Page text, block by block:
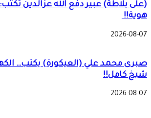
(على بلاطة) عبير دفع الله عزالدين تكتب:
هوية!!
2026-08-07
صبرى محمد علي (العيكورة) يكتب…
شيخ كامل!!
2026-08-07